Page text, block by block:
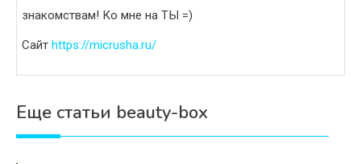
знакомствам! Ко мне на ТЫ =)
Сайт https://micrusha.ru/
Еще статьи beauty-box